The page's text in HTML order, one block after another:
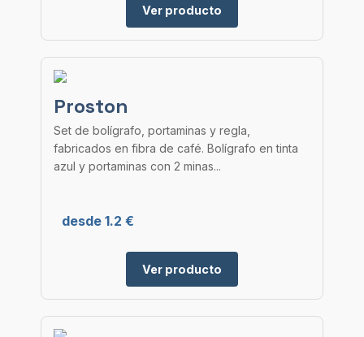
Ver producto
Proston
Set de bolígrafo, portaminas y regla,
fabricados en fibra de café. Bolígrafo en tinta
azul y portaminas con 2 minas...
desde 1.2 €
Ver producto